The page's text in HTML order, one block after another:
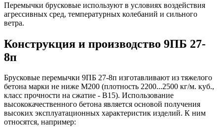
Перемычки брусковые используют в условиях воздействия
агрессивных сред, температурных колебаний и сильного
ветра.
Конструкция и производство 9ПБ 27-
8п
Брусковые перемычки 9ПБ 27-8п изготавливают из тяжелого
бетона марки не ниже М200 (плотность 2200...2500 кг/м. куб.,
класс прочности на сжатие - В15). Использование
высококачественного бетона является основой получения
высоких эксплуатационных характеристик изделий. К ним
относятся, например: